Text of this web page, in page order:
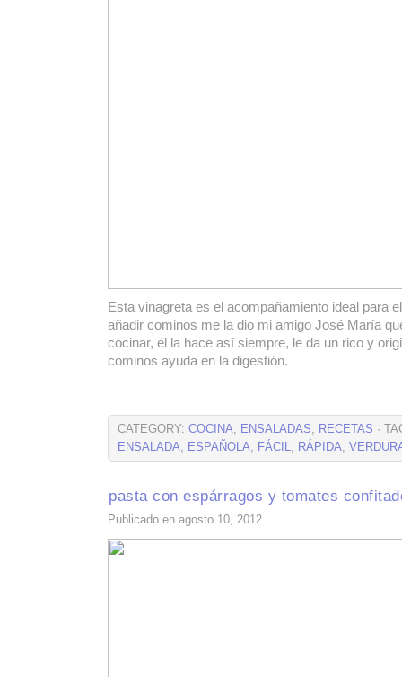
Esta vinagreta es el acompañamiento ideal para
añadir cominos me la dio mi amigo José María
cocinar, él la hace así siempre, le da un rico y
cominos ayuda en la digestión.
CATEGORY: COCINA, ENSALADAS, RECETAS ·
ENSALADA, ESPAÑOLA, FÁCIL, RÁPIDA,
pasta con espárragos y tomates
Publicado en agosto 10, 2012